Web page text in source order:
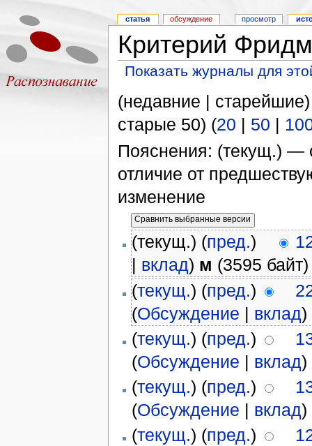
Критерий
Показать журналы для
(недавние |
старые 50) (20 | 50 |
Пояснения: (текущ.) —
отличие от
изменение
(текущ.) (пред.)
| вклад) м (3595 байт)
(текущ.) (пред.)
(Обсуждение | вклад)
(текущ.) (пред.)
(Обсуждение | вклад)
(текущ.) (пред.)
(Обсуждение | вклад)
(текущ.) (пред.)
статья обсуждение просмотр